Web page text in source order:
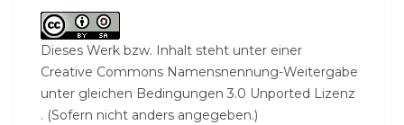
Dieses Werk bzw. Inhalt steht unter einer
Creative Commons Namensnennung-Weitergabe
unter gleichen Bedingungen 3.0 Unported Lizenz
. (Sofern nicht anders angegeben.)